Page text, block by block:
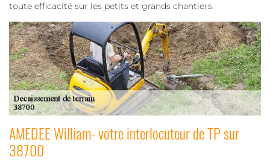
toute efficacité sur les petits et grands chantiers.
AMEDEE William- votre interlocuteur de TP sur
38700